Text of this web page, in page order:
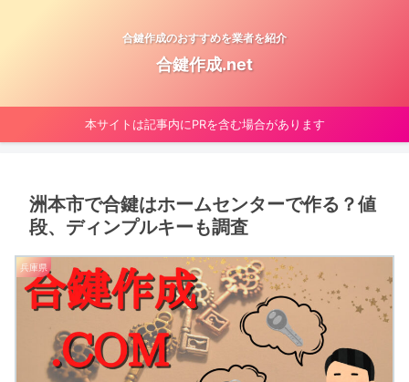
合鍵作成のおすすめを業者を紹介
合鍵作成.net
本サイトは記事内にPRを含む場合があります
洲本市で合鍵はホームセンターで作る？値
段、ディンプルキーも調査
兵庫県